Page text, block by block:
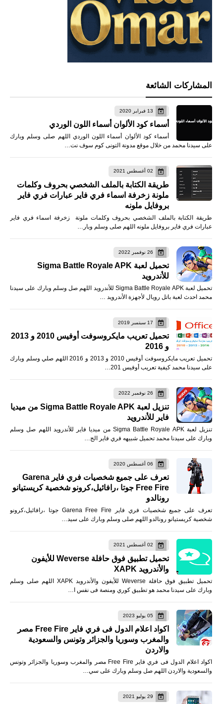
المشاركات الشائعة
13 فبراير 2020
أسماء كود الألوان أسماء اللون الوردي
أسماء كود الألوان أسماء اللون الوردي اللهم صلى وسلم وبارك
على سيدنا محمد من خلال موقع مدونة التونى كوم سوف نت…
02 أغسطس 2021
طريقة الكتابة بالملف الشخصي بحروف وكلمات
ملونة زخرفة اسماء فري فاير عبارات فري فاير
بروفايل ملونه
طريقة الكتابة بالملف الشخصي بحروف وكلمات ملونة زخرفة اسماء فري فاير
عبارات فري فاير بروفايل ملونه اللهم صلى وسلم وبار…
26 نوفمبر 2022
تحميل لعبة Sigma Battle Royale APK
للأندرويد
تحميل لعبة Sigma Battle Royale APK للأندرويد اللهم صل وسلم وبارك على سيدنا
محمد احدث لعبة باتل رويال لأجهزة الأندرويد …
17 سبتمبر 2019
تحميل تعريب مايكروسوفت أوفيس 2010 و 2013
و 2016
تحميل تعريب مايكروسوفت أوفيس 2010 و 2013 و 2016 اللهم صلي وسلم وبارك
على سيدنا محمد كيفية تعريب أوفيس 201…
26 نوفمبر 2022
تنزيل لعبة Sigma Battle Royale APK من ميديا
فاير للأندرويد
تنزيل لعبة Sigma Battle Royale APK من ميديا فاير للأندرويد اللهم صل وسلم
وبارك على سيدنا محمد تحميل شبيهه فري فاير الج…
06 أغسطس 2020
تعرف على جميع شخصيات فري فاير Garena
Free Fire جوتا ،رافائيل،كرونو شخصية كريستيانو
رونالدو
تعرف على جميع شخصيات فري فاير Garena Free Fire جوتا ،رافائيل،كرونو
شخصية كريستيانو رونالدو اللهم صلى وسلم وبارك على سيد…
02 أغسطس 2021
تحميل تطبيق فوق حافلة Weverse للأيفون
والأندرويد XAPK
تحميل تطبيق فوق حافلة Weverse للأيفون والأندرويد XAPK اللهم صلى وسلم
وبارك على سيدنا محمد هو تطبيق كوري ومنصة فى نفس ا…
05 يوليو 2023
اكواد اعلام الدول فى فري فاير Free Fire مصر
والمغرب وسوريا والجزائر وتونس والسعودية
والاردن
اكواد اعلام الدول فى فري فاير Free Fire مصر والمغرب وسوريا والجزائر وتونس
والسعودية والاردن اللهم صل وسلم وبارك على سي…
29 يوليو 2021